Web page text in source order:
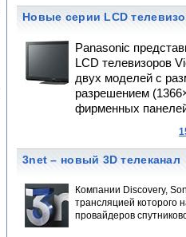
Новые серии LCD
Panasonic
LCD телевизоров
двух моделей с
разрешением
фирменных
3net – новый 3D телеканал
Компании Discovery,
трансляцией которого
провайдеров